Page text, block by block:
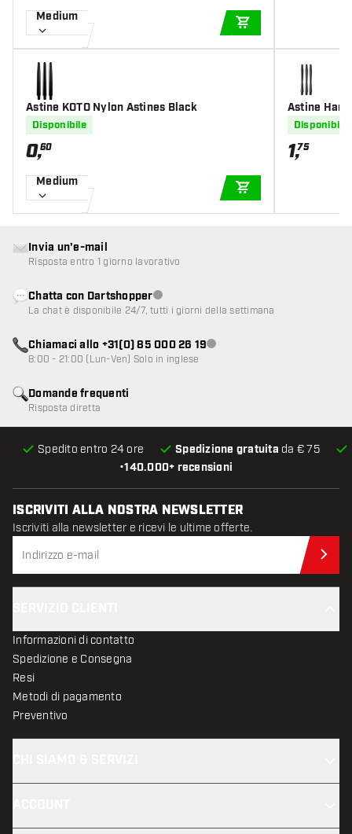
Medium
Astine KOTO Nylon Astines Black
Disponibile
0,60
Medium
Astine
Disponibile
1,75
•140.000+ recensioni
Spedito entro 24 ore Spedizione gratuita da € 75
Domande frequenti
Risposta diretta
Invia un'e-mail
Risposta entro 1 giorno lavorativo
Chatta con DartshopperServizio clienti non disponibile
La chat è disponibile 24/7, tutti i giorni della settimana
Chiamaci allo +31(0) 85 000 26 19Servizio clienti non disponibile
8:00 - 21:00 (Lun-Ven) Solo in inglese
ISCRIVITI ALLA NOSTRA NEWSLETTER
Iscriviti alla newsletter e ricevi le ultime offerte.
Informazioni di contatto
Spedizione e Consegna
Resi
Metodi di pagamento
Preventivo